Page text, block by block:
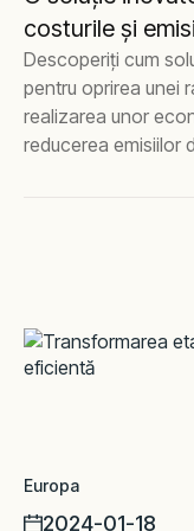
costurile și
Descoperiți cum
pentru oprirea unei
realizarea unor
reducerea emisiilor
Europa
2024-01-18